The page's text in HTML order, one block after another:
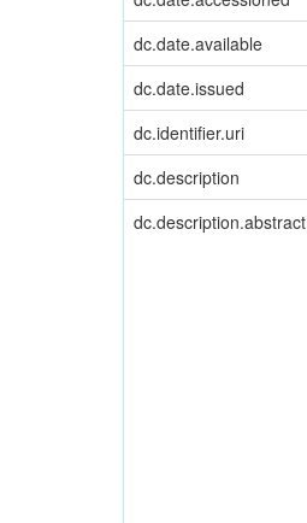
dc.date.available
dc.date.issued
dc.identifier.uri
dc.description
dc.description.abstract